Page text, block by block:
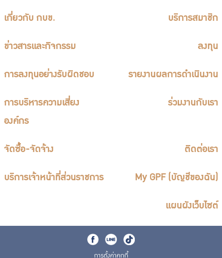
เกี่ยวกับ กบข. บริการสมาชิก
ข่าวสารและกิจกรรม ลงทุน
การลงทุนอย่างรับผิดชอบ รายงานผลการดำเนินงาน
การบริหารความเสี่ยง
องค์กร
ร่วมงานกับเรา
จัดซื้อ-จัดจ้าง ติดต่อเรา
บริการเจ้าหน้าที่ส่วนราชการ My GPF (บัญชีของฉัน)
แผนผังเว็บไซต์
การตั้งค่าคุกกี้